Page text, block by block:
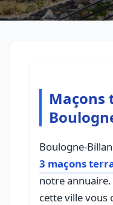
Maçons
Boulogne-
3 maçons
notre annuaire.
cette ville vous